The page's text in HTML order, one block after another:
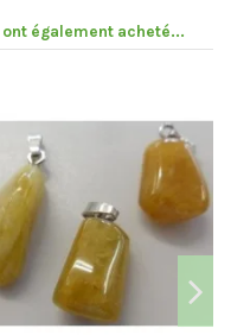
également acheté...